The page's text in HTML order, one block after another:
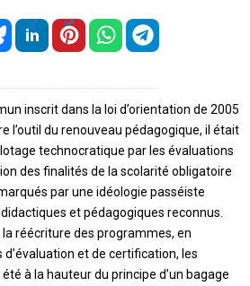
inscrit dans la loi d’orientation de 2005
l’outil du renouveau pédagogique, il était
technocratique par les évaluations
des finalités de la scolarité obligatoire
par une idéologie passéiste
et pédagogiques reconnus.
réécriture des programmes, en
et de certification, les
à la hauteur du principe d’un bagage